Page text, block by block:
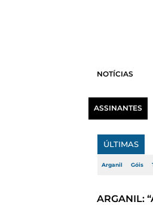
NOTÍCIAS
ASSINANTES
ÚLTIMAS
Arganil Góis
ARGANIL: